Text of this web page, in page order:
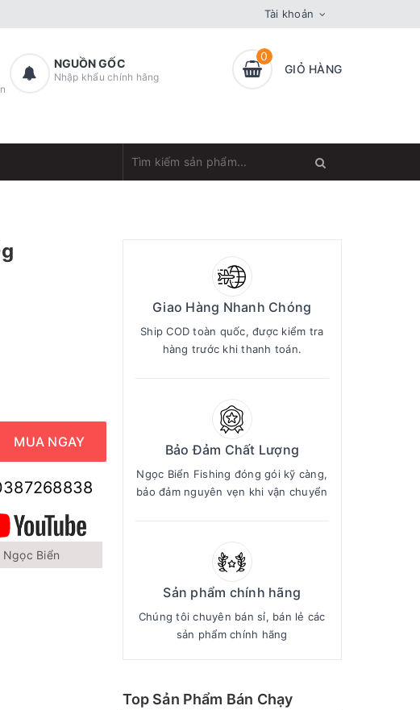
Tài khoản
NGUỒN GỐC
Nhập khẩu chính hãng
0
GIỎ HÀNG
MUA NGAY
Ngọc Biển
Giao Hàng Nhanh Chóng
Ship COD toàn quốc, được kiểm tra
hàng trước khi thanh toán.
Bảo Đảm Chất Lượng
Ngọc Biển Fishing đóng gói kỹ càng,
bảo đảm nguyên vẹn khi vận chuyển
Sản phẩm chính hãng
Chúng tôi chuyên bán sỉ, bán lẻ các
sản phẩm chính hãng
Top Sản Phẩm Bán Chạy